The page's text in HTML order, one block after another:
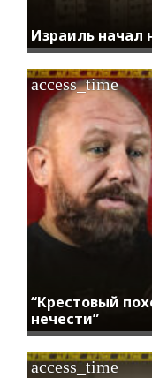
Израиль начал
“Крестовый
нечести”
access_time
access_time